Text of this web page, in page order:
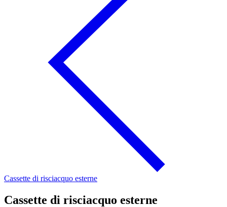
Cassette di risciacquo esterne
Cassette di risciacquo esterne